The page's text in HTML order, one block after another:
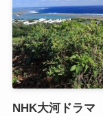
NHK大河ドラマ